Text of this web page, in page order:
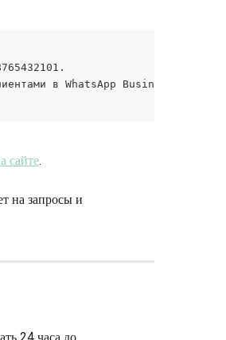
в WhatsApp Business.
сайте.
на запросы и